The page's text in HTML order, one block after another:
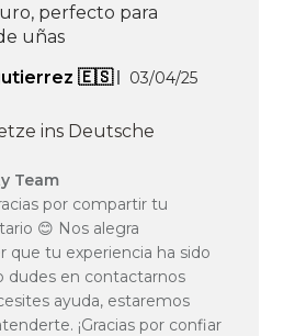
04
2026
perfecto para
uñas
🇪🇸
03/04/25
ins Deutsche
Kommentare
des
Shop-
Inhabers
zur
Bewertung
von
Passione
Team
por compartir tu
😊 Nos alegra
que tu experiencia ha sido
dudes en contactarnos
ayuda, estaremos
¡Gracias por confiar